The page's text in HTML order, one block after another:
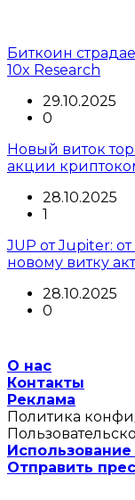
Биткоин
10x Research
29.10.2025
0
Новый виток
акции
28.10.2025
1
JUP от Jupiter:
новому витку
28.10.2025
0
О нас
Контакты
Реклама
Политика
Отправить